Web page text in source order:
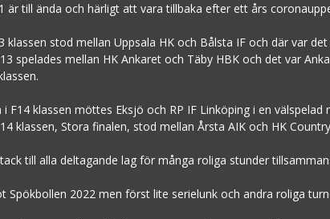
är till ända och härligt att vara tillbaka efter ett års
klassen stod mellan Uppsala HK och Bålsta IF och där var
spelades mellan HK Ankaret och Täby HBK och det var
i F14 klassen möttes Eksjö och RP IF Linköping i en
klassen, Stora finalen, stod mellan Årsta AIK och HK
till alla deltagande lag för många roliga stunder
Spökbollen 2022 men först lite serielunk och andra roliga